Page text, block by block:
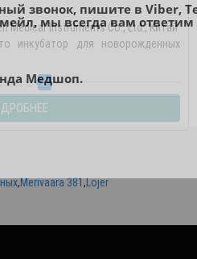
Medical Instruments Co., Ltd., Китай
инкубатор для новорожденных
0
,Merivaara 381,Lojer
звонок, пишите в Viber,
мы всегда вам ответим
Медшоп.